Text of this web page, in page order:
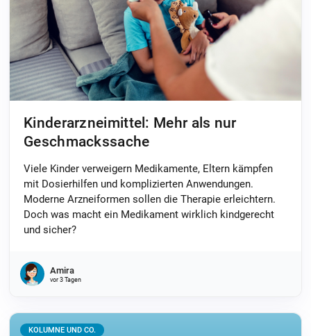
Kinderarzneimittel: Mehr als nur
Geschmackssache
Viele Kinder verweigern Medikamente, Eltern kämpfen
mit Dosierhilfen und komplizierten Anwendungen.
Moderne Arzneiformen sollen die Therapie erleichtern.
Doch was macht ein Medikament wirklich kindgerecht
und sicher?
Amira
vor 3 Tagen
KOLUMNE UND CO.